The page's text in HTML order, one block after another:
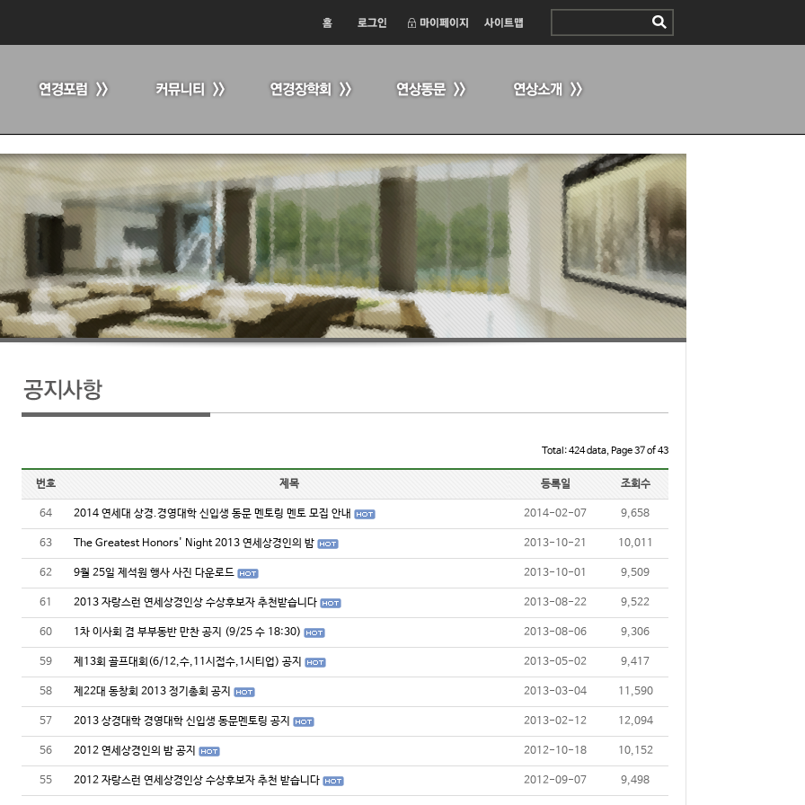
Total: 424 data, Page 37 of 43
번호 제목 등록일 조회수
64 2014 연세대 상경.경영대학 신입생 동문 멘토링 멘토 모집 안내 2014-02-07 9,658
63 The Greatest Honors' Night 2013 연세상경인의 밤 2013-10-21 10,011
62 9월 25일 제석원 행사 사진 다운로드 2013-10-01 9,509
61 2013 자랑스런 연세상경인상 수상후보자 추천받습니다 2013-08-22 9,522
60 1차 이사회 겸 부부동반 만찬 공지 (9/25 수 18:30) 2013-08-06 9,306
59 제13회 골프대회(6/12,수,11시접수,1시티업) 공지 2013-05-02 9,417
58 제22대 동창회 2013 정기총회 공지 2013-03-04 11,590
57 2013 상경대학 경영대학 신입생 동문멘토링 공지 2013-02-12 12,094
56 2012 연세상경인의 밤 공지 2012-10-18 10,152
55 2012 자랑스런 연세상경인상 수상후보자 추천 받습니다 2012-09-07 9,498